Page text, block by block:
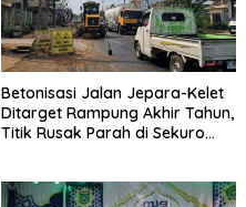
Betonisasi Jalan Jepara-Kelet
Ditarget Rampung Akhir Tahun,
Titik Rusak Parah di Sekuro